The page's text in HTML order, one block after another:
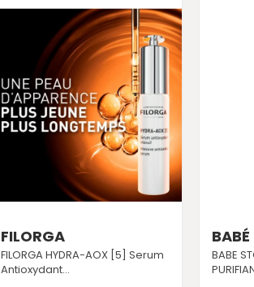
FILORGA
FILORGA HYDRA-AOX [5] Serum
Antioxydant...
BABÉ
BABE